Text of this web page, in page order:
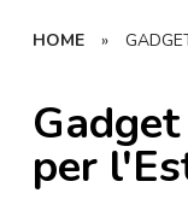
HOME »
per